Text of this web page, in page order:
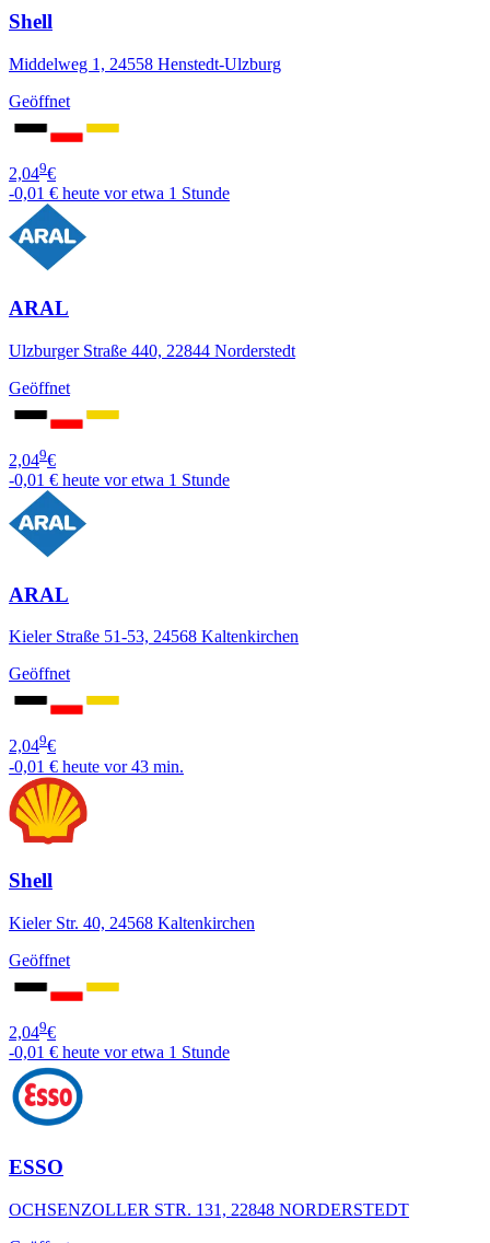
Shell
Middelweg 1, 24558 Henstedt-Ulzburg
Geöffnet
2,049€
-0,01 € heute vor etwa 1 Stunde
ARAL
Ulzburger Straße 440, 22844 Norderstedt
Geöffnet
2,049€
-0,01 € heute vor etwa 1 Stunde
ARAL
Kieler Straße 51-53, 24568 Kaltenkirchen
Geöffnet
2,049€
-0,01 € heute vor 43 min.
Shell
Kieler Str. 40, 24568 Kaltenkirchen
Geöffnet
2,049€
-0,01 € heute vor etwa 1 Stunde
ESSO
OCHSENZOLLER STR. 131, 22848 NORDERSTEDT